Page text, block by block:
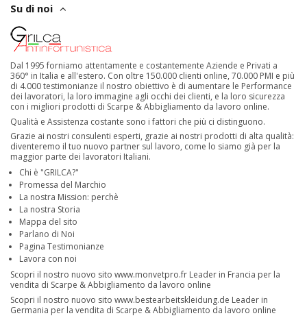
Su di noi
Dal 1995 forniamo attentamente e costantemente Aziende e Privati a
360° in Italia e all'estero. Con oltre 150.000 clienti online, 70.000 PMI e più
di 4.000 testimonianze il nostro obiettivo è di aumentare le Performance
dei lavoratori, la loro immagine agli occhi dei clienti, e la loro sicurezza
con i migliori prodotti di Scarpe & Abbigliamento da lavoro online.
Qualità e Assistenza costante sono i fattori che più ci distinguono.
Grazie ai nostri consulenti esperti, grazie ai nostri prodotti di alta qualità:
diventeremo il tuo nuovo partner sul lavoro, come lo siamo già per la
maggior parte dei lavoratori Italiani.
Chi è "GRILCA?"
Promessa del Marchio
La nostra Mission: perchè
La nostra Storia
Mappa del sito
Parlano di Noi
Pagina Testimonianze
Lavora con noi
Scopri il nostro nuovo sito www.monvetpro.fr Leader in Francia per la
vendita di Scarpe & Abbigliamento da lavoro online
Scopri il nostro nuovo sito www.bestearbeitskleidung.de Leader in
Germania per la vendita di Scarpe & Abbigliamento da lavoro online